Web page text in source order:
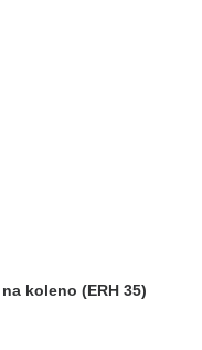
koleno (ERH 35)